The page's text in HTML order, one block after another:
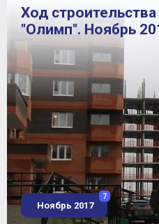
Ход
"Олимп". Ноябрь
Ноябрь 2017
7